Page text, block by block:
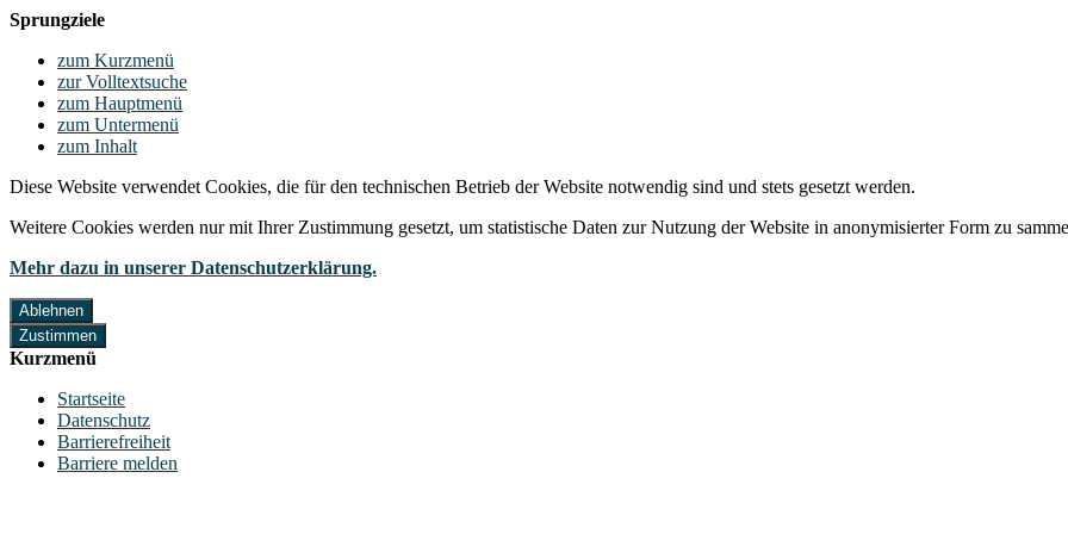
Sprungziele
zum Kurzmenü
zur Volltextsuche
zum Hauptmenü
zum Untermenü
zum Inhalt
Diese Website verwendet Cookies, die für den technischen Betrieb der Website notwendig sind und stets gesetzt werden.
Weitere Cookies werden nur mit Ihrer Zustimmung gesetzt, um statistische Daten zur Nutzung der Website in anonymisierter Form zu
Mehr dazu in unserer Datenschutzerklärung.
Ablehnen
Zustimmen
Kurzmenü
Startseite
Datenschutz
Barrierefreiheit
Barriere melden